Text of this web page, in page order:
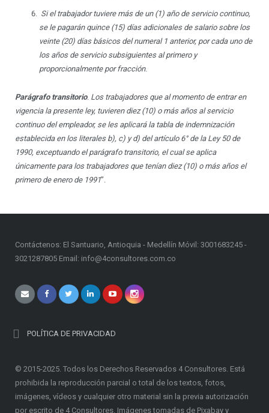
Si el trabajador tuviere más de un (1) año de servicio continuo,
se le pagarán quince (15) días adicionales de salario sobre los
veinte (20) días básicos del numeral 1 anterior, por cada uno de
los años de servicio subsiguientes al primero y
proporcionalmente por fracción.
Parágrafo transitorio. Los trabajadores que al momento de entrar en
vigencia la presente ley, tuvieren diez (10) o más años al servicio
continuo del empleador, se les aplicará la tabla de indemnización
establecida en los literales b), c) y d) del artículo 6° de la Ley 50 de
1990, exceptuando el parágrafo transitorio, el cual se aplica
únicamente para los trabajadores que tenían diez (10) o más años el
primero de enero de 1991”.
Contáctenos: El Santuario, Antioquia - Medellín Móvil: 3001683245 -
3021287805 Email: info@4consultores.com.co
POLÍTICA DE PRIVACIDAD
© 2015-2025. Todos los Derechos Reservados 4 Consultores. Está
prohibida la reproducción parcial o total de los textos, fotos,
imágenes, vídeos y cualquier otro material sin la previa autorización
por escrito de 4 Consultores. Imágenes tomadas de Pixabay y